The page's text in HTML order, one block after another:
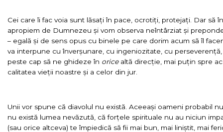
Cei care îi fac voia sunt lăsați în pace, ocrotiți, protejați. Dar să
apropiem de Dumnezeu și vom observa neîntârziat și
– egală și de sens opus cu binele pe care dorim acum să îl
va interpune cu înverșunare, cu ingeniozitate, cu
peste cap să ne ghideze în oricealtă direcție, mai puțin spre
calitatea vieții noastre și a celor din jur.
Unii vor spune că diavolul nu există. Aceeași oameni probabil
nu există lumea nevăzută, că forțele spirituale nu au niciun
(sau orice altceva) te împiedică să fii mai bun, mai liniștit, mai